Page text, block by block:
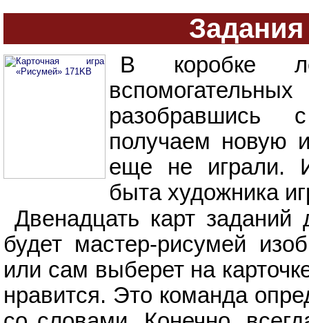
В коробке
получаем новую
еще не играли.
быта художника
Двенадцать карт
будет мастер-рисумей
или сам выберет на
нравится. Это команда